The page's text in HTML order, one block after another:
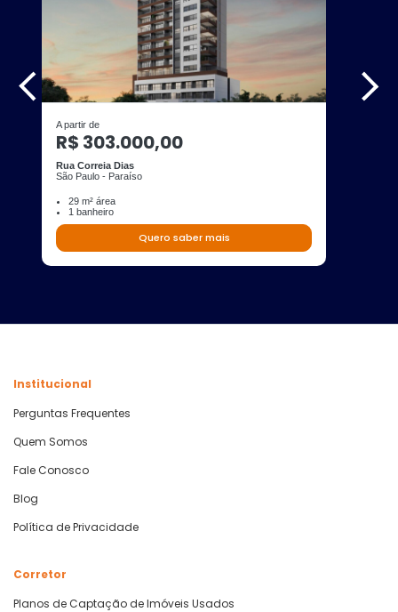
A partir de
R$ 303.000,00
Rua Correia Dias
São Paulo - Paraíso
29 m² área
1 banheiro
Quero saber mais
Institucional
Perguntas Frequentes
Quem Somos
Fale Conosco
Blog
Política de Privacidade
Corretor
Planos de Captação de Imóveis Usados